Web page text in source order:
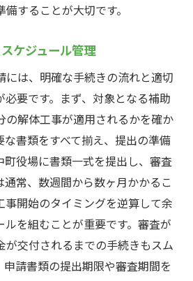
することが大切です。
ケジュール管理
には、明確な手続きの流れと適切
要です。まず、対象となる補助
の解体工事が適用されるかを確か
な書類をすべて揃え、提出の準備
町役場に書類一式を提出し、審査
通常、数週間から数ヶ月かかるこ
事開始のタイミングを逆算して余
を組むことが重要です。審査が
が交付されるまでの手続きもスム
請書類の提出期限や審査期間を